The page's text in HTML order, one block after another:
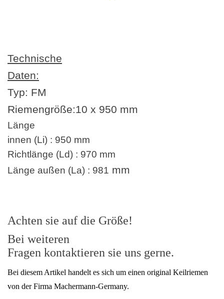
Technische
Daten:
Typ: FM
Riemengröße:10 x 950 mm
Länge
innen (Li) : 950 mm
Richtlänge (Ld) : 970 mm
Länge außen (La) : 981 mm
Achten sie auf die Größe!
Bei weiteren
Fragen kontaktieren sie uns gerne.
Bei diesem Artikel handelt es sich um einen original Keilriemen
von der Firma Machermann-Germany.